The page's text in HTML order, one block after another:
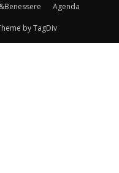
Agenda
by TagDiv